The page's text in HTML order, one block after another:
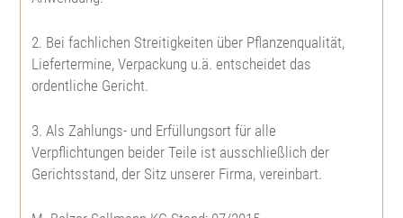
2. Bei fachlichen Streitigkeiten über Pflanzenqualität,
Liefertermine, Verpackung u.ä. entscheidet das
ordentliche Gericht.
3. Als Zahlungs- und Erfüllungsort für alle
Verpflichtungen beider Teile ist ausschließlich der
Gerichtsstand, der Sitz unserer Firma, vereinbart.